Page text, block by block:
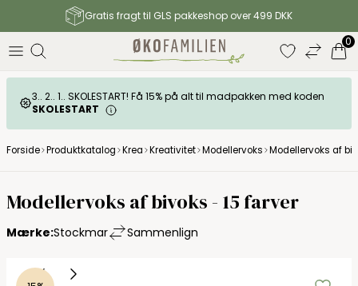
Gratis fragt til GLS pakkeshop over 499 DKK
0
3.. 2.. 1.. SKOLESTART! Få 15% på alt til madpakken med koden
SKOLESTART
Forside Produktkatalog Krea Kreativitet Modellervoks Modellervoks af
Modellervoks af bivoks - 15 farver
Mærke:Stockmar Sammenlign